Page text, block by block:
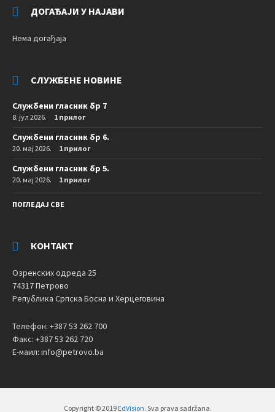
ДОГАЂАЈИ У НАЈАВИ
Нема догађаја
СЛУЖБЕНЕ НОВИНЕ
Службени гласник бр 7
8. јул 2026. 1 прилог
Службени гласник бр 6.
20. мај 2026. 1 прилог
Службени гласник бр 5.
20. мај 2026. 1 прилог
ПОГЛЕДАЈ СВЕ
КОНТАКТ
Озренских одреда 25
74317 Петрово
Република Српска Босна и Херцеговина
Телефон: +387 53 262 700
Факс: +387 53 262 720
Е-маил: info@petrovo.ba
Copyright © 2019 EdVision. Sva prava sadržana.